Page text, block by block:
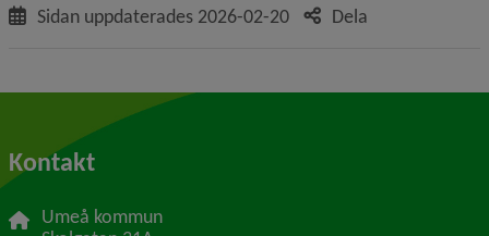
Sidan uppdaterades 2026-02-20 Dela
Kontakt
Umeå kommun